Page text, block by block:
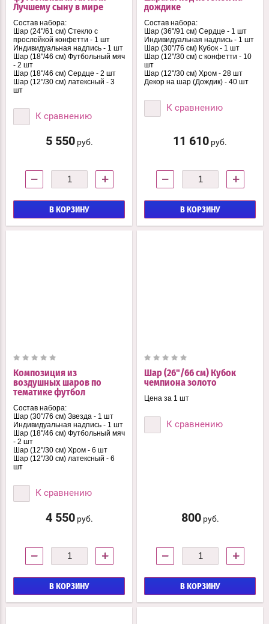
Лучшему сыну в мире
Состав набора:
Шар (24"/61 см) Стекло с
прослойкой конфетти - 1 шт
Индивидуальная надпись - 1 шт
Шар (18"/46 см) Футбольный мяч
- 2 шт
Шар (18"/46 см) Сердце - 2 шт
Шар (12"/30 см) латексный - 3
шт
К сравнению
5 550руб.
− +
В КОРЗИНУ
дождике
Состав набора:
Шар (36"/91 см) Сердце - 1 шт
Индивидуальная надпись - 1 шт
Шар (30"/76 см) Кубок - 1 шт
Шар (12"/30 см) с конфетти - 10
шт
Шар (12"/30 см) Хром - 28 шт
Декор на шар (Дождик) - 40 шт
К сравнению
11 610 руб.
− +
В КОРЗИНУ
Композиция из
воздушных шаров по
тематике футбол
Состав набора:
Шар (30"/76 см) Звезда - 1 шт
Индивидуальная надпись - 1 шт
Шар (18"/46 см) Футбольный мяч
- 2 шт
Шар (12"/30 см) Хром - 6 шт
Шар (12"/30 см) латексный - 6
шт
К сравнению
4 550руб.
− +
В КОРЗИНУ
Шар (26"/66 см) Кубок
чемпиона золото
Цена за 1 шт
К сравнению
800руб.
− +
В КОРЗИНУ